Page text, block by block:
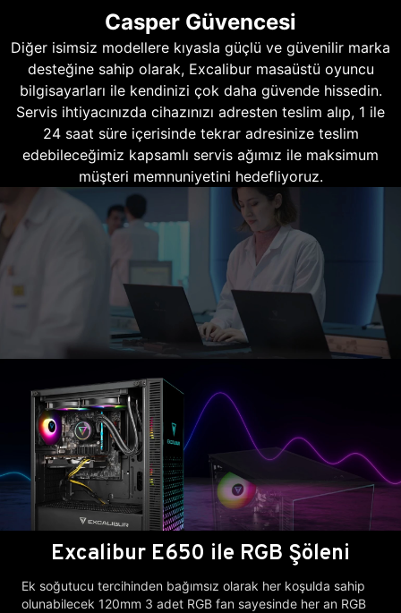
Casper Güvencesi
Diğer isimsiz modellere kıyasla güçlü ve güvenilir marka
desteğine sahip olarak, Excalibur masaüstü oyuncu
bilgisayarları ile kendinizi çok daha güvende hissedin.
Servis ihtiyacınızda cihazınızı adresten teslim alıp, 1 ile
24 saat süre içerisinde tekrar adresinize teslim
edebileceğimiz kapsamlı servis ağımız ile maksimum
müşteri memnuniyetini hedefliyoruz.
Excalibur E650 ile RGB Şöleni
Ek soğutucu tercihinden bağımsız olarak her koşulda sahip
olunabilecek 120mm 3 adet RGB fan sayesinde her an RGB